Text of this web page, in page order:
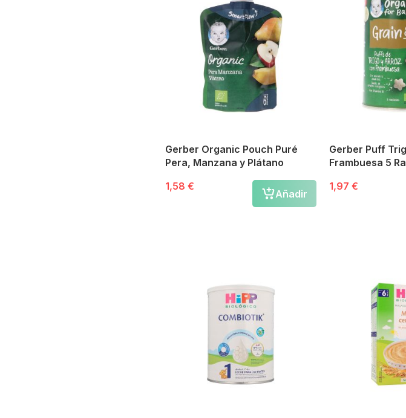
Gerber Organic Pouch Puré
Pera, Manzana y Plátano
1,58 €
Añadir
Gerber Puff
Frambuesa 5
1,97 €